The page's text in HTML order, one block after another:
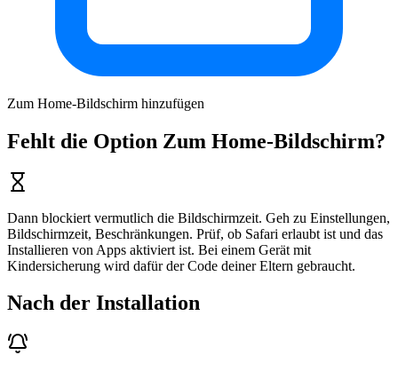
Zum Home-Bildschirm hinzufügen
Fehlt die Option Zum Home-Bildschirm?
Dann blockiert vermutlich die Bildschirmzeit. Geh zu Einstellungen,
Bildschirmzeit, Beschränkungen. Prüf, ob Safari erlaubt ist und das
Installieren von Apps aktiviert ist. Bei einem Gerät mit
Kindersicherung wird dafür der Code deiner Eltern gebraucht.
Nach der Installation